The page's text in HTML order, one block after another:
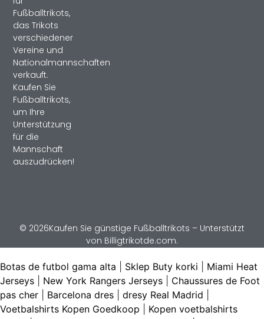
Fußballtrikots,
das Trikots
verschiedener
Vereine und
Nationalmannschaften
verkauft.
Kaufen Sie
Fußballtrikots,
um Ihre
Unterstützung
für die
Mannschaft
auszudrücken!
© 2026Kaufen Sie günstige Fußballtrikots – Unterstützt
von Billigtrikotde.com.
Botas de futbol gama alta Sklep Buty korki
Miami Heat
Jerseys
New York Rangers Jerseys
Chaussures de Foot
pas cher
Barcelona dres dresy Real Madrid
Voetbalshirts Kopen Goedkoop
Kopen voetbalshirts